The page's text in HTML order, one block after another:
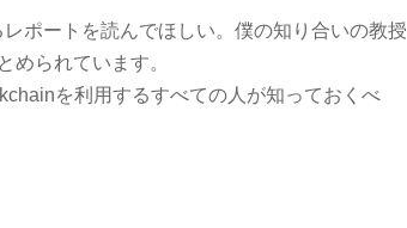
ポートを読んでほしい。僕の知り合いの教授
められています。
を利用するすべての人が知っておくべ